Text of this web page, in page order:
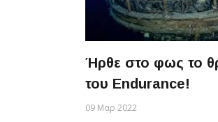
Ήρθε στο φως το
του Endurance!
09 Μαρ 2022